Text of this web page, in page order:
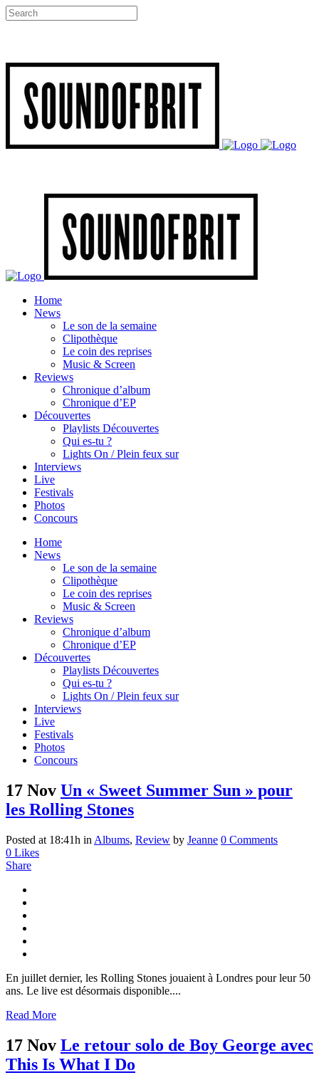
Home
News
Le son de la semaine
Clipothèque
Le coin des reprises
Music & Screen
Reviews
Chronique d’album
Chronique d’EP
Découvertes
Playlists Découvertes
Qui es-tu ?
Lights On / Plein feux sur
Interviews
Live
Festivals
Photos
Concours
Home
News
Le son de la semaine
Clipothèque
Le coin des reprises
Music & Screen
Reviews
Chronique d’album
Chronique d’EP
Découvertes
Playlists Découvertes
Qui es-tu ?
Lights On / Plein feux sur
Interviews
Live
Festivals
Photos
Concours
17 Nov Un « Sweet Summer Sun » pour
les Rolling Stones
Posted at 18:41h in Albums, Review by Jeanne 0 Comments
0 Likes
Share
En juillet dernier, les Rolling Stones jouaient à Londres pour leur 50
ans. Le live est désormais disponible....
Read More
17 Nov Le retour solo de Boy George avec
This Is What I Do